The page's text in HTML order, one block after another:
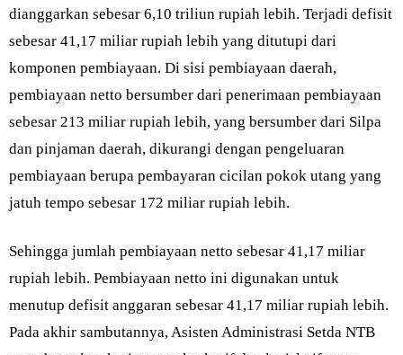
dianggarkan sebesar 6,10 triliun rupiah lebih. Terjadi defisit
sebesar 41,17 miliar rupiah lebih yang ditutupi dari
komponen pembiayaan. Di sisi pembiayaan daerah,
pembiayaan netto bersumber dari penerimaan pembiayaan
sebesar 213 miliar rupiah lebih, yang bersumber dari Silpa
dan pinjaman daerah, dikurangi dengan pengeluaran
pembiayaan berupa pembayaran cicilan pokok utang yang
jatuh tempo sebesar 172 miliar rupiah lebih.
Sehingga jumlah pembiayaan netto sebesar 41,17 miliar
rupiah lebih. Pembiayaan netto ini digunakan untuk
menutup defisit anggaran sebesar 41,17 miliar rupiah lebih.
Pada akhir sambutannya, Asisten Administrasi Setda NTB